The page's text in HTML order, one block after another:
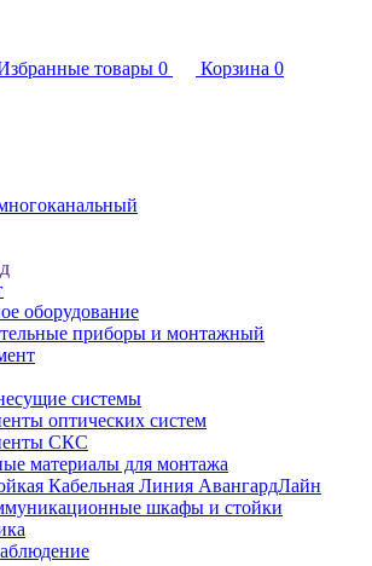
товары 0 Корзина 0
оборудование
приборы и монтажный
системы
оптических систем
СКС
материалы для монтажа
Кабельная Линия АвангардЛайн
шкафы и стойки